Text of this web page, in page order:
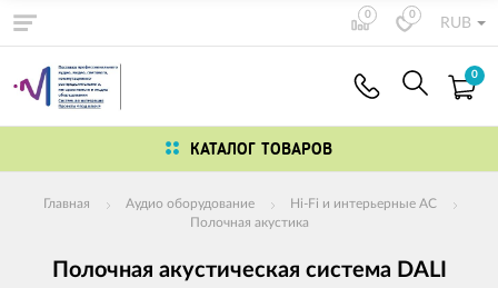
0 0
RUB
0
КАТАЛОГ ТОВАРОВ
Главная Аудио оборудование
Hi-Fi и интерьерные АС
Полочная акустика
Полочная акустическая система DALI